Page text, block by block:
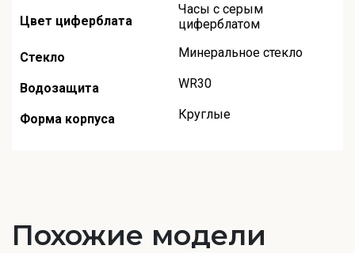
Цвет циферблата
Часы с серым
циферблатом
Стекло Минеральное стекло
Водозащита WR30
Форма корпуса Круглые
Похожие модели